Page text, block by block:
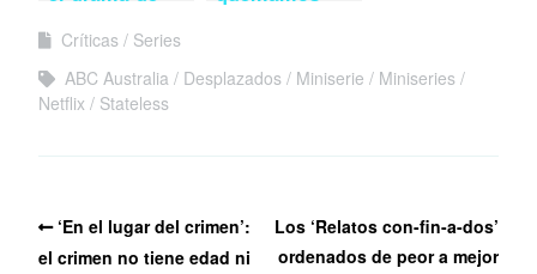
seres queridos
incendio’
Críticas
Series
ABC Australia
Desplazados Miniserie
Miniseries
Netflix
Stateless
‘En el lugar del crimen’:
el crimen no tiene edad ni
Los ‘Relatos con-fin-a-dos’
ordenados de peor a mejor